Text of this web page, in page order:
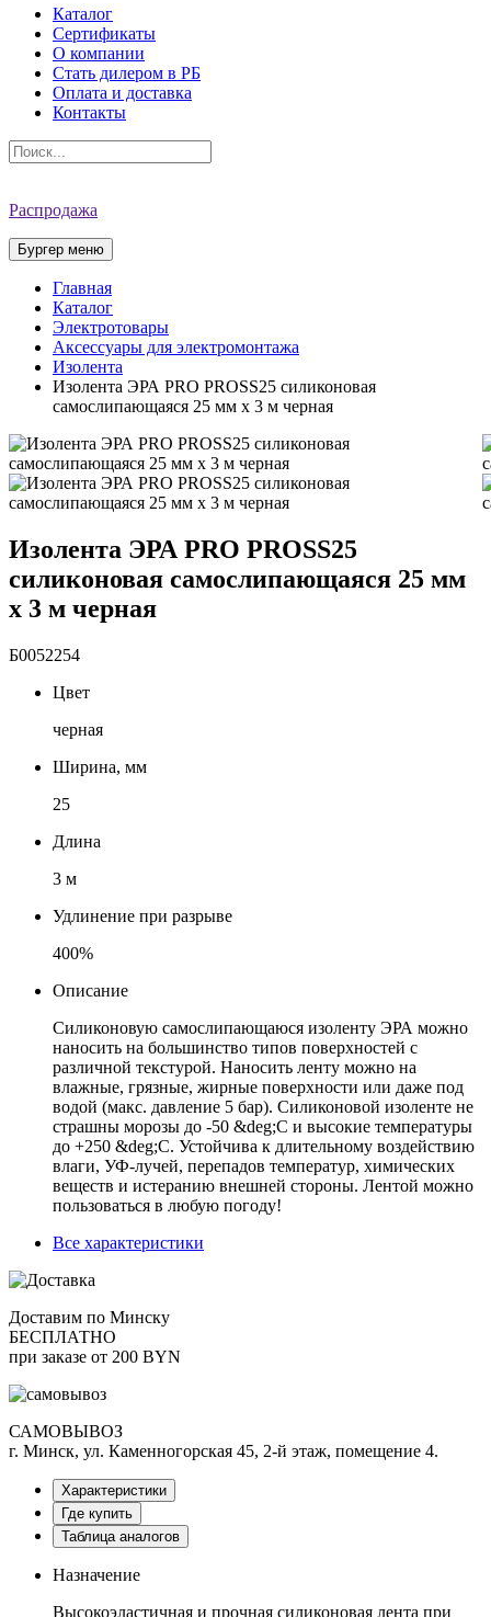
Каталог
Сертификаты
О компании
Стать дилером в РБ
Оплата и доставка
Контакты
Распродажа
Бургер меню
Главная
Каталог
Электротовары
Аксессуары для электромонтажа
Изолента
Изолента ЭРА PRO PROSS25 силиконовая
самослипающаяся 25 мм х 3 м черная
Изолента ЭРА PRO PROSS25
силиконовая самослипающаяся 25 мм
х 3 м черная
Б0052254
Цвет
черная
Ширина, мм
25
Длина
3 м
Удлинение при разрыве
400%
Описание
Силиконовую самослипающаюся изоленту ЭРА можно
наносить на большинство типов поверхностей с
различной текстурой. Наносить ленту можно на
влажные, грязные, жирные поверхности или даже под
водой (макс. давление 5 бар). Силиконовой изоленте не
страшны морозы до -50 &deg;C и высокие температуры
до +250 &deg;C. Устойчива к длительному воздействию
влаги, УФ-лучей, перепадов температур, химических
веществ и истеранию внешней стороны. Лентой можно
пользоваться в любую погоду!
Все характеристики
Доставим по Минску
БЕСПЛАТНО
при заказе от 200 BYN
САМОВЫВОЗ
г. Минск, ул. Каменногорская 45, 2-й этаж, помещение 4.
Характеристики
Где купить
Таблица аналогов
Назначение
Высокоэластичная и прочная силиконовая лента при